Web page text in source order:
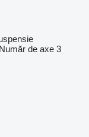
Număr de axe 3